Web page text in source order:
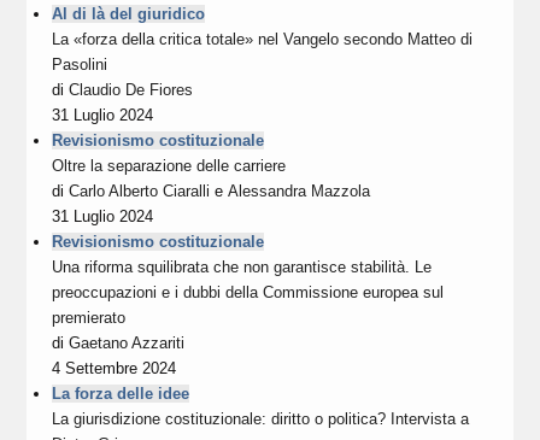
Al di là del giuridico
La «forza della critica totale» nel Vangelo secondo Matteo di
Pasolini
diClaudio De Fiores
31 Luglio 2024
Revisionismo costituzionale
Oltre la separazione delle carriere
diCarlo Alberto Ciaralli eAlessandra Mazzola
31 Luglio 2024
Revisionismo costituzionale
Una riforma squilibrata che non garantisce stabilità. Le
preoccupazioni e i dubbi della Commissione europea sul
premierato
diGaetano Azzariti
4 Settembre 2024
La forza delle idee
La giurisdizione costituzionale: diritto o politica? Intervista a